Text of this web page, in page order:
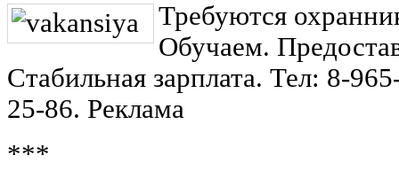
Требуются
Обучаем.
Стабильная зарплата. Тел: 8-
25-86. Реклама
***